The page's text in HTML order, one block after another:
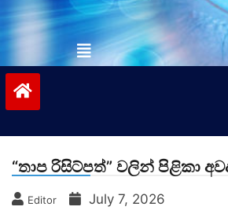
“තාප රිසිට්පත්” වලින් පිළිකා
Editor July 7, 2026